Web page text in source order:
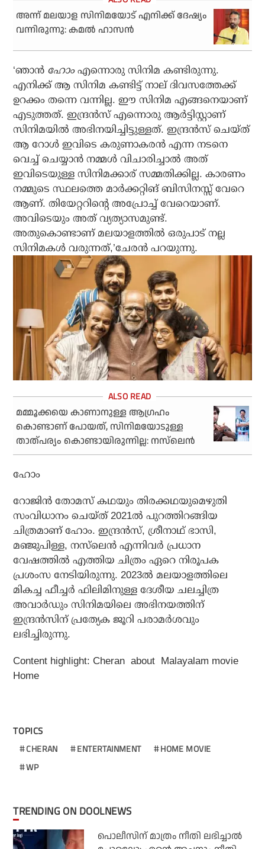
അന്ന് മലയാള സിനിമയോട് എനിക്ക് ദേഷ്യം
വന്നിരുന്നു: കമല്‍ ഹാസന്‍
‘ഞാന്‍ ഹോംഎന്നൊരു സിനിമ കണ്ടിരുന്നു.
എനിക്ക് ആ സിനിമ കണ്ടിട്ട് നാല് ദിവസത്തേക്ക്
ഉറക്കം തന്നെ വന്നില്ല. ഈ സിനിമ എങ്ങനെയാണ്
എടുത്തത്. ഇന്ദ്രന്‍സ് എന്നൊരു ആര്‍ട്ടിസ്റ്റാണ്
സിനിമയില്‍ അഭിനയിച്ചിട്ടുള്ളത്. ഇന്ദ്രന്‍സ് ചെയ്ത്
ആ റോള്‍ ഇവിടെ കരുണാകരന്‍ എന്ന നടനെ
വെച്ച് ചെയ്യാന്‍ നമ്മള്‍ വിചാരിച്ചാല്‍ അത്
ഇവിടെയുള്ള സിനിമക്കാര് സമ്മതിക്കില്ല. കാരണം
നമ്മുടെ സ്ഥലത്തെ മാര്‍ക്കറ്റിങ് ബിസിനസ്സ് വേറെ
ആണ്. തിയേറ്ററിന്റെ അപ്രോച്ച് വേറെയാണ്.
അവിടെയും അത് വ്യത്യാസമുണ്ട്.
അതുകൊണ്ടാണ് മലയാളത്തില്‍ ഒരുപാട് നല്ല
സിനിമകള്‍ വരുന്നത്,’ചേരന്‍ പറയുന്നു.
മമ്മൂക്കയെ കാണാനുള്ള ആഗ്രഹം
കൊണ്ടാണ് പോയത്, സിനിമയോടുള്ള
താത്പര്യം കൊണ്ടായിരുന്നില്ല: നസ്‌ലെന്‍
ഹോം
റോജിന്‍ തോമസ് കഥയും തിരക്കഥയുമെഴുതി
സംവിധാനം ചെയ്ത് 2021ല്‍ പുറത്തിറങ്ങിയ
ചിത്രമാണ് ഹോം. ഇന്ദ്രന്‍സ്, ശ്രീനാഥ് ഭാസി,
മഞ്ജുപിള്ള, നസ്‌ലെന്‍ എന്നിവര്‍ പ്രധാന
വേഷത്തില്‍ എത്തിയ ചിത്രം ഏറെ നിരൂപക
പ്രശംസ നേടിയിരുന്നു. 2023ല്‍ മലയാളത്തിലെ
മികച്ച ഫീച്ചര്‍ ഫിലിമിനുള്ള ദേശീയ ചലച്ചിത്ര
അവാര്‍ഡും സിനിമയിലെ അഭിനയത്തിന്
ഇന്ദ്രന്‍സിന് പ്രത്യേക ജൂറി പരാമര്‍ശവും
ലഭിച്ചിരുന്നു.
Content highlight: Cheran about Malayalam movie
Home
TOPICS
CHERAN ENTERTAINMENT
HOME MOVIE
WP
TRENDING ON DOOLNEWS
പൊലീസിന് മാത്രം നീതി ലഭിച്ചാല്‍